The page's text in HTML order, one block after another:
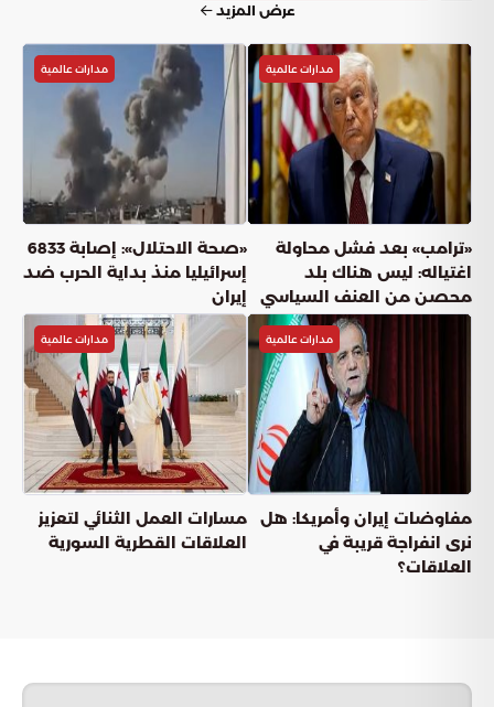
عرض المزيد
مدارات عالمية
«ترامب» بعد فشل محاولة
اغتياله: ليس هناك بلد
محصن من العنف السياسي
مدارات عالمية
«صحة الاحتلال»: إصابة 6833
إسرائيليا منذ بداية الحرب ضد
إيران
مدارات عالمية
مفاوضات إيران وأمريكا: هل
نرى انفراجة قريبة في
العلاقات؟
مدارات عالمية
مسارات العمل الثنائي لتعزيز
العلاقات القطرية السورية